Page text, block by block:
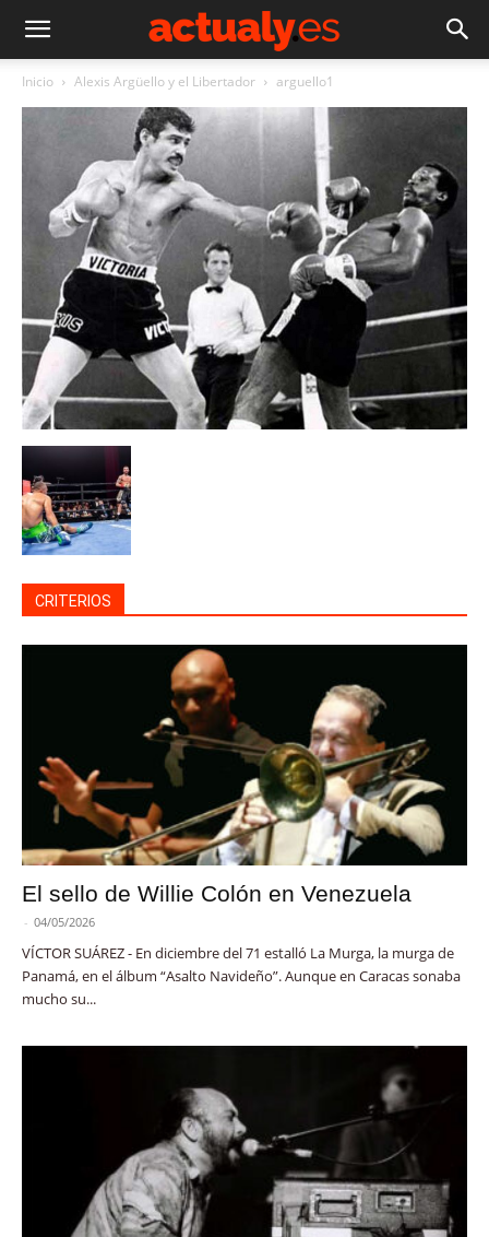
Inicio Alexis Argüello y el Libertador arguello1
CRITERIOS
El sello de Willie Colón en Venezuela
- 04/05/2026
VÍCTOR SUÁREZ - En diciembre del 71 estalló La Murga, la murga de
Panamá, en el álbum “Asalto Navideño”. Aunque en Caracas sonaba
mucho su...